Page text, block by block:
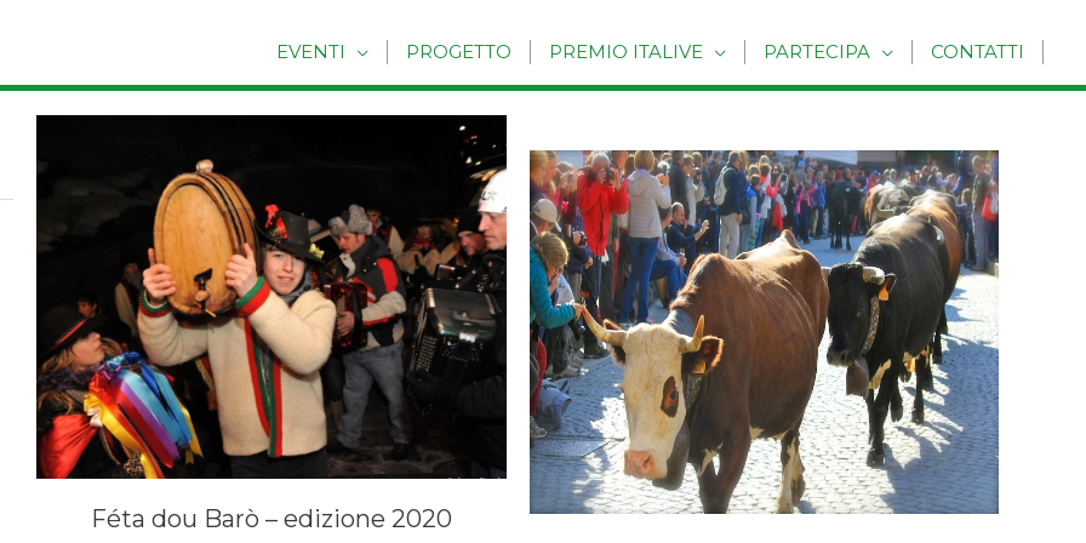
EVENTI PROGETTO PREMIO ITALIVE PARTECIPA CONTATTI
Féta dou Barò – edizione 2020